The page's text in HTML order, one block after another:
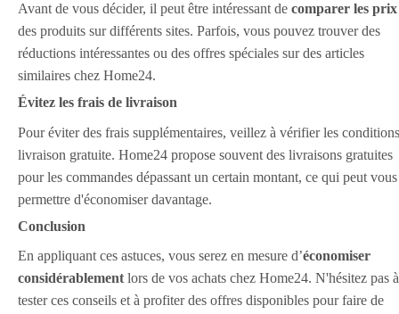
Avant de vous décider, il peut être intéressant de comparer les prix
des produits sur différents sites. Parfois, vous pouvez trouver des
réductions intéressantes ou des offres spéciales sur des articles
similaires chez Home24.
Évitez les frais de livraison
Pour éviter des frais supplémentaires, veillez à vérifier les
livraison gratuite. Home24 propose souvent des livraisons gratuites
pour les commandes dépassant un certain montant, ce qui peut vous
permettre d'économiser davantage.
Conclusion
En appliquant ces astuces, vous serez en mesure d’économiser
considérablement lors de vos achats chez Home24. N'hésitez pas à
tester ces conseils et à profiter des offres disponibles pour faire de